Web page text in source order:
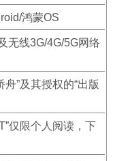
鸿蒙OS
无线3G/4G/5G网络
”及其授权的“出版
仅限个人阅读，下